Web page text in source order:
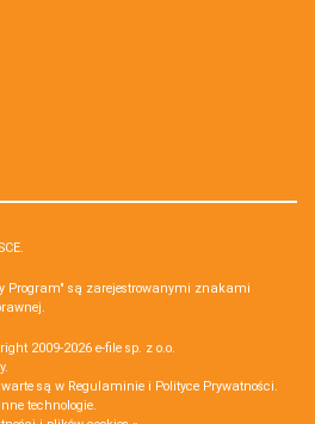
Program" są zarejestrowanymi znakami
2009-2026 e-file sp. z o.o.
są w Regulaminie i Polityce Prywatności.
technologie.